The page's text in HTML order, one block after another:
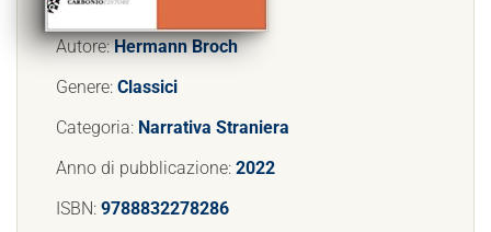
Autore:Hermann Broch
Genere: Classici
Categoria: Narrativa Straniera
Anno di pubblicazione: 2022
ISBN: 9788832278286